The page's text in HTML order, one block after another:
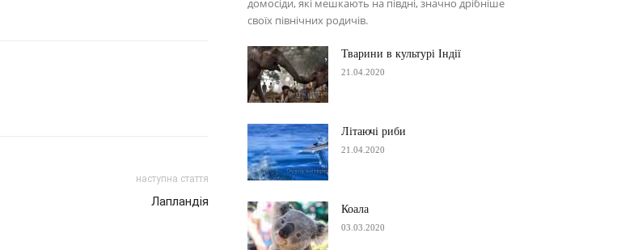
наступна стаття
Лапландія
домосіди, які мешкають на півдні, значно дрібніше
своїх північних родичів.
Тварини в культурі Індії
21.04.2020
Літаючі риби
21.04.2020
Коала
03.03.2020